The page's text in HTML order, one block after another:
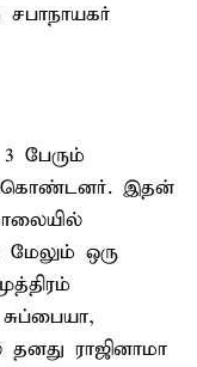
பேரும்
இதன்
ஒரு
ராஜினாமா